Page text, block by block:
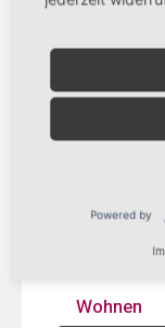
Hospital-Stift
Wohnen
Powered by